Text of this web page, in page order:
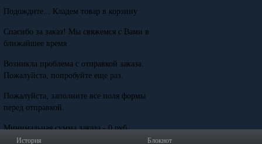
История Блокнот
Подождите... Кладем товар в корзину
Спасибо за заказ! Мы свяжемся с Вами в
ближайшее время
Возникла проблема с отправкой заказа.
Пожалуйста, попробуйте еще раз.
Пожалуйста, заполните все поля формы
перед отправкой.
Минимальная сумма заказа - 0 руб.